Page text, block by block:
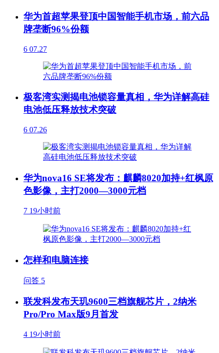
华为首超苹果登顶中国智能手机市场，前六品
牌垄断96%份额
6 07.27
极客湾实测揭电池锁容量真相，华为详解高硅
电池低压释放技术突破
6 07.26
华为nova16 SE将发布：麒麟8020加持+红枫原
色影像，主打2000—3000元档
7 19小时前
怎样和电脑连接
问答 5
联发科发布天玑9600三档旗舰芯片，2纳米
Pro/Pro Max版9月首发
4 19小时前